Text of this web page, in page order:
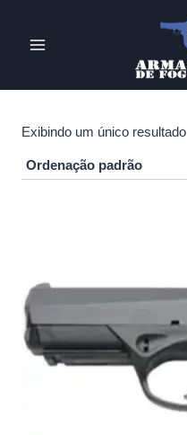
Exibindo um único resultado